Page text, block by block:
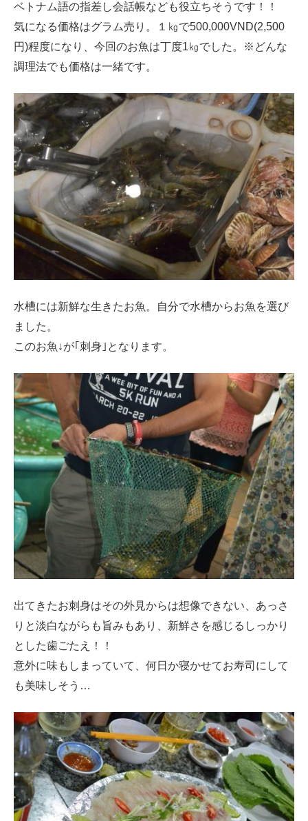
ベトナム語の指差し会話帳なども役立ちそうです！！
気になる価格はグラム売り。１㎏で500,000VND(2,500
円)程度になり、今回のお魚は丁度1㎏でした。※どんな
調理法でも価格は一緒です。
水槽には新鮮な生きたお魚。自分で水槽からお魚を選び
ました。
このお魚↓が｢刺身｣となります。
出てきたお刺身はその外見からは想像できない、あっさ
りと淡白ながらも旨みもあり、新鮮さを感じるしっかり
とした歯ごたえ！！
意外に味もしまっていて、何日か寝かせてお寿司にして
も美味しそう…